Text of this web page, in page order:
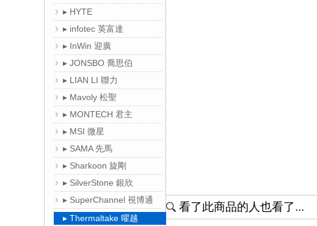
看了此商品的人也看了...
▸ HYTE
▸ infotec 英富達
▸ InWin 迎廣
▸ JONSBO 喬思伯
▸ LIAN LI 聯力
▸ Mavoly 松聖
▸ MONTECH 君主
▸ MSI 微星
▸ SAMA 先馬
▸ Sharkoon 旋剛
▸ SilverStone 銀欣
▸ SuperChannel 視博通
▸ Thermaltake 曜越